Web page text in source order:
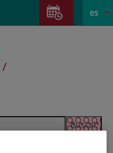
activo
es
/